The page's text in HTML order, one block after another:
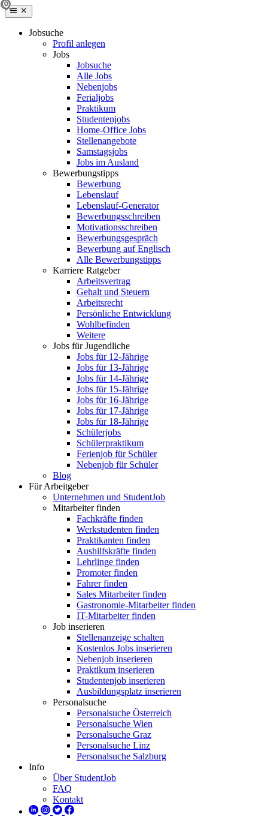
Jobsuche
Profil anlegen
Jobs
Jobsuche
Alle Jobs
Nebenjobs
Ferialjobs
Praktikum
Studentenjobs
Home-Office Jobs
Stellenangebote
Samstagsjobs
Jobs im Ausland
Bewerbungstipps
Bewerbung
Lebenslauf
Lebenslauf-Generator
Bewerbungsschreiben
Motivationsschreiben
Bewerbungsgespräch
Bewerbung auf Englisch
Alle Bewerbungstipps
Karriere Ratgeber
Arbeitsvertrag
Gehalt und Steuern
Arbeitsrecht
Persönliche Entwicklung
Wohlbefinden
Weitere
Jobs für Jugendliche
Jobs für 12-Jährige
Jobs für 13-Jährige
Jobs für 14-Jährige
Jobs für 15-Jährige
Jobs für 16-Jährige
Jobs für 17-Jährige
Jobs für 18-Jährige
Schülerjobs
Schülerpraktikum
Ferienjob für Schüler
Nebenjob für Schüler
Blog
Für Arbeitgeber
Unternehmen und StudentJob
Mitarbeiter finden
Fachkräfte finden
Werkstudenten finden
Praktikanten finden
Aushilfskräfte finden
Lehrlinge finden
Promoter finden
Fahrer finden
Sales Mitarbeiter finden
Gastronomie-Mitarbeiter finden
IT-Mitarbeiter finden
Job inserieren
Stellenanzeige schalten
Kostenlos Jobs inserieren
Nebenjob inserieren
Praktikum inserieren
Studentenjob inserieren
Ausbildungsplatz inserieren
Personalsuche
Personalsuche Österreich
Personalsuche Wien
Personalsuche Graz
Personalsuche Linz
Personalsuche Salzburg
Info
Über StudentJob
FAQ
Kontakt